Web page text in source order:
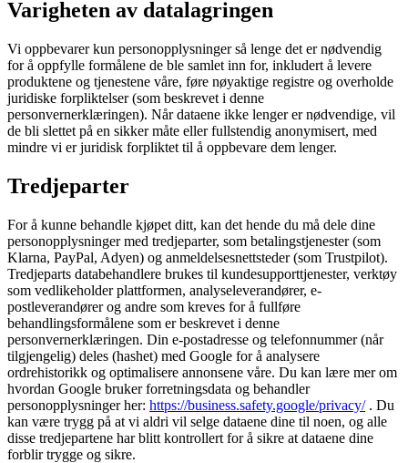
Varigheten av datalagringen
Vi oppbevarer kun personopplysninger så lenge det er nødvendig
for å oppfylle formålene de ble samlet inn for, inkludert å levere
produktene og tjenestene våre, føre nøyaktige registre og overholde
juridiske forpliktelser (som beskrevet i denne
personvernerklæringen). Når dataene ikke lenger er nødvendige, vil
de bli slettet på en sikker måte eller fullstendig anonymisert, med
mindre vi er juridisk forpliktet til å oppbevare dem lenger.
Tredjeparter
For å kunne behandle kjøpet ditt, kan det hende du må dele dine
personopplysninger med tredjeparter, som betalingstjenester (som
Klarna, PayPal, Adyen) og anmeldelsesnettsteder (som Trustpilot).
Tredjeparts databehandlere brukes til kundesupporttjenester, verktøy
som vedlikeholder plattformen, analyseleverandører, e-
postleverandører og andre som kreves for å fullføre
behandlingsformålene som er beskrevet i denne
personvernerklæringen. Din e-postadresse og telefonnummer (når
tilgjengelig) deles (hashet) med Google for å analysere
ordrehistorikk og optimalisere annonsene våre. Du kan lære mer om
hvordan Google bruker forretningsdata og behandler
personopplysninger her: https://business.safety.google/privacy/. Du
kan være trygg på at vi aldri vil selge dataene dine til noen, og alle
disse tredjepartene har blitt kontrollert for å sikre at dataene dine
forblir trygge og sikre.